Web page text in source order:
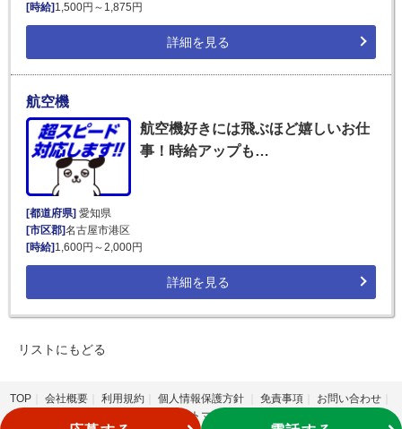
[時給] 1,500円～1,875円
詳細を見る
航空機
航空機好きには飛ぶほど嬉しいお仕
事！時給アップも…
[都道府県] 愛知県
[市区郡]名古屋市港区
[時給] 1,600円～2,000円
詳細を見る
リストにもどる
TOP 会社概要 利用規約 個人情報保護方針 免責事項
お問い合わせ
サイトマップ